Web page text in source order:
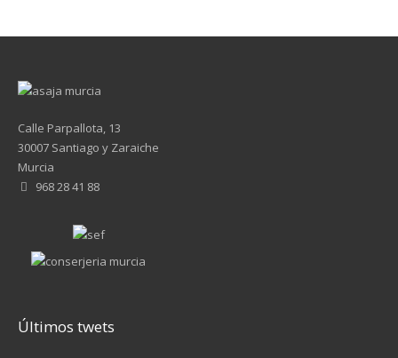
Calle Parpallota, 13
30007 Santiago y Zaraiche
Murcia
968 28 41 88
Últimos twets